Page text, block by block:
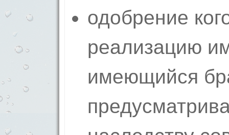
одобрение
реализацию
имеющийся